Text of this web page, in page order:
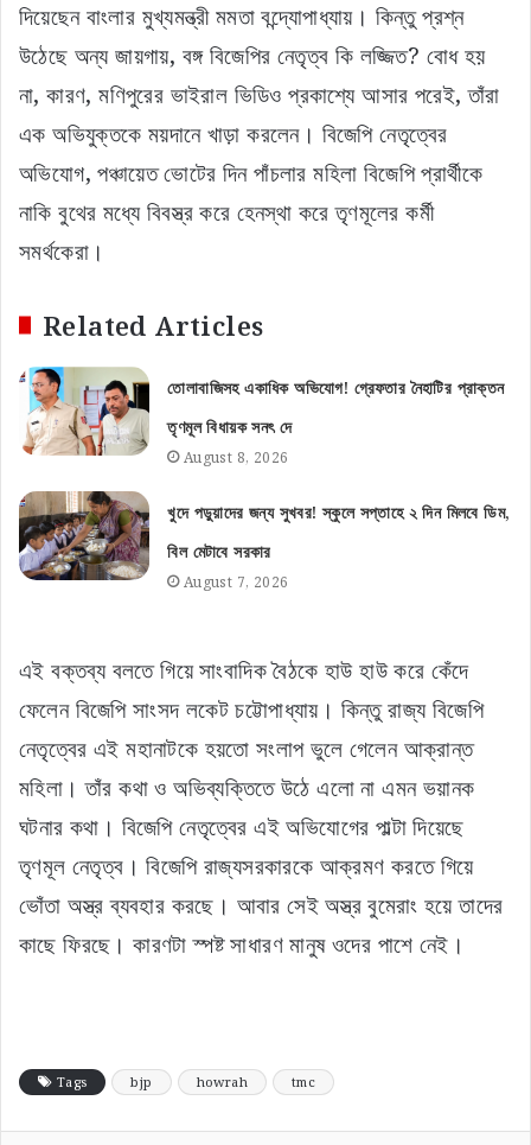
দিয়েছেন বাংলার মুখ্যমন্ত্রী মমতা বন্দ্যোপাধ্যায়। কিন্তু প্রশ্ন
উঠেছে অন্য জায়গায়, বঙ্গ বিজেপির নেতৃত্ব কি লজ্জিত? বোধ হয়
না, কারণ, মণিপুরের ভাইরাল ভিডিও প্রকাশ্যে আসার পরেই, তাঁরা
এক অভিযুক্তকে ময়দানে খাড়া করলেন। বিজেপি নেতৃত্বের
অভিযোগ, পঞ্চায়েত ভোটের দিন পাঁচলার মহিলা বিজেপি প্রার্থীকে
নাকি বুথের মধ্যে বিবস্ত্র করে হেনস্থা করে তৃণমূলের কর্মী
সমর্থকেরা।
Related Articles
তোলাবাজিসহ একাধিক অভিযোগ! গ্রেফতার নৈহাটির প্রাক্তন
তৃণমূল বিধায়ক সনৎ দে
August 8, 2026
খুদে পড়ুয়াদের জন্য সুখবর! স্কুলে সপ্তাহে ২ দিন মিলবে ডিম,
বিল মেটাবে সরকার
August 7, 2026
এই বক্তব্য বলতে গিয়ে সাংবাদিক বৈঠকে হাউ হাউ করে কেঁদে
ফেলেন বিজেপি সাংসদ লকেট চট্টোপাধ্যায়। কিন্তু রাজ্য বিজেপি
নেতৃত্বের এই মহানাটকে হয়তো সংলাপ ভুলে গেলেন আক্রান্ত
মহিলা। তাঁর কথা ও অভিব্যক্তিতে উঠে এলো না এমন ভয়ানক
ঘটনার কথা। বিজেপি নেতৃত্বের এই অভিযোগের পাল্টা দিয়েছে
তৃণমূল নেতৃত্ব। বিজেপি রাজ্যসরকারকে আক্রমণ করতে গিয়ে
ভোঁতা অস্ত্র ব্যবহার করছে। আবার সেই অস্ত্র বুমেরাং হয়ে তাদের
কাছে ফিরছে। কারণটা স্পষ্ট সাধারণ মানুষ ওদের পাশে নেই।
Tags bjp howrah tmc